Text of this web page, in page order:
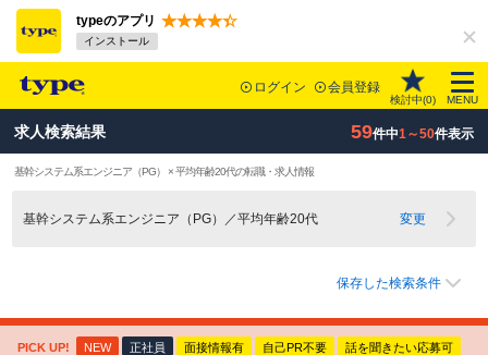
typeのアプリ
インストール
ログイン 会員登録
検討中(0) MENU
求人検索結果 59件中1～50件表示
基幹システム系エンジニア（PG） × 平均年齢20代の転職・求人情報
基幹システム系エンジニア（PG）／平均年齢20代 変更
保存した検索条件
PICK UP! NEW 正社員 面接情報有 自己PR不要 話を聞きたい応募可